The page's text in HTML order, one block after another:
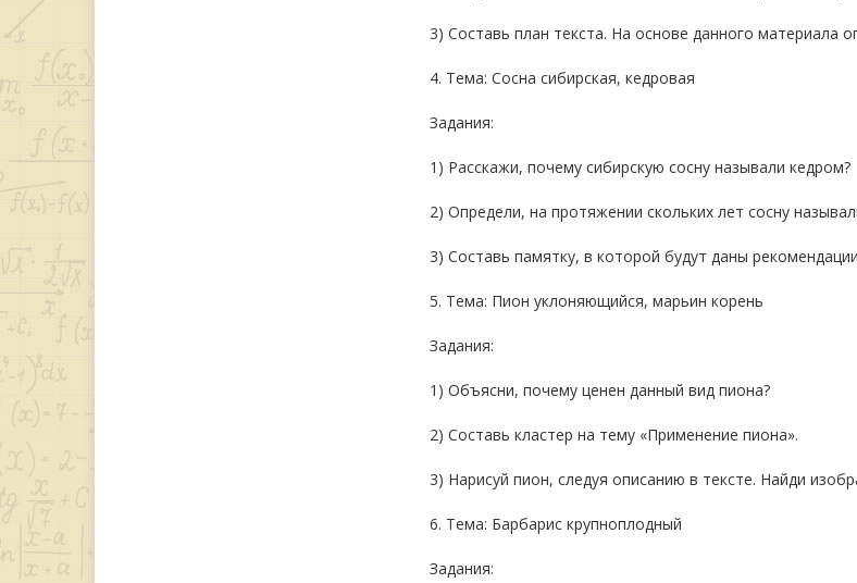
3) Составь план текста. На основе данного
4. Тема: Сосна сибирская, кедровая
Задания:
1) Расскажи, почему сибирскую сосну называли кедром?
2) Определи, на протяжении скольких лет сосну
3) Составь памятку, в которой будут даны
5. Тема: Пион уклоняющийся, марьин корень
Задания:
1) Объясни, почему ценен данный вид пиона?
2) Составь кластер на тему «Применение пиона».
3) Нарисуй пион, следуя описанию в тексте. Найди
6. Тема: Барбарис крупноплодный
Задания: